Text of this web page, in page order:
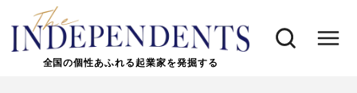
全国の個性あふれる起業家を発掘する